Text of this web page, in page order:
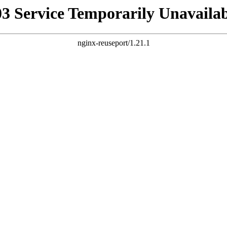
Service Temporarily
nginx-reuseport/1.21.1